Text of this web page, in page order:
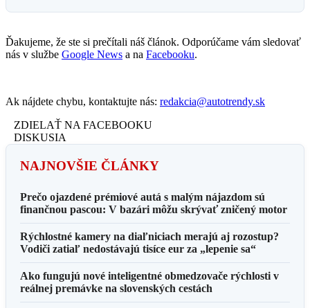
Ďakujeme, že ste si prečítali náš článok. Odporúčame vám sledovať
nás v službe Google News a na Facebooku.
Ak nájdete chybu, kontaktujte nás: redakcia@autotrendy.sk
ZDIELAŤ NA FACEBOOKU
DISKUSIA
NAJNOVŠIE ČLÁNKY
Prečo ojazdené prémiové autá s malým nájazdom sú
finančnou pascou: V bazári môžu skrývať zničený motor
Rýchlostné kamery na diaľniciach merajú aj rozostup?
Vodiči zatiaľ nedostávajú tisíce eur za „lepenie sa“
Ako fungujú nové inteligentné obmedzovače rýchlosti v
reálnej premávke na slovenských cestách